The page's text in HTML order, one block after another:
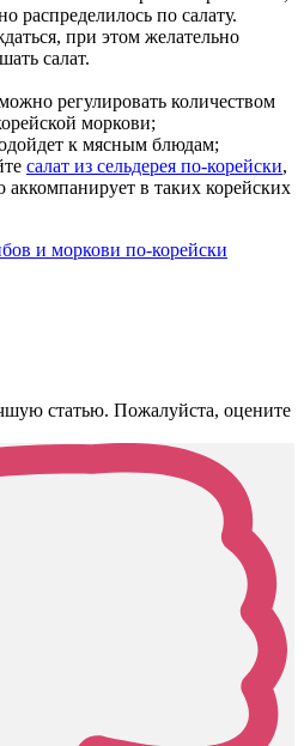
распределилось по салату.
при этом желательно
салат.
регулировать количеством
моркови;
к мясным блюдам;
салат из сельдерея по-корейски,
аккомпанирует в таких корейских
статью. Пожалуйста, оцените